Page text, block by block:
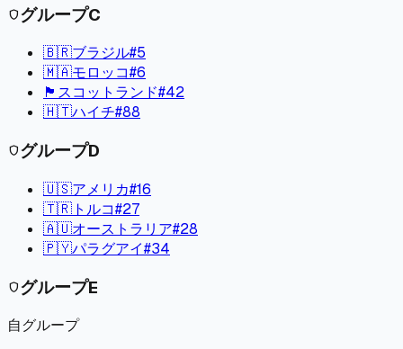
shieldグループC
🇧🇷ブラジル#5
🇲🇦モロッコ#6
🏴󠁧󠁢󠁳󠁣󠁴󠁿 スコットランド#42
🇭🇹ハイチ#88
shieldグループD
🇺🇸アメリカ#16
🇹🇷 トルコ#27
🇦🇺オーストラリア#28
🇵🇾パラグアイ#34
shieldグループE
自グループ